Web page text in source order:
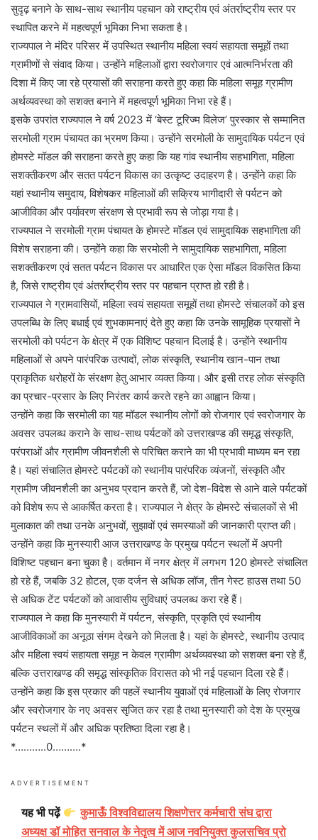
सुदृढ़ बनाने के साथ-साथ स्थानीय पहचान को राष्ट्रीय एवं अंतर्राष्ट्रीय स्तर पर
स्थापित करने में महत्वपूर्ण भूमिका निभा सकता है।
राज्यपाल ने मंदिर परिसर में उपस्थित स्थानीय महिला स्वयं सहायता समूहों तथा
ग्रामीणों से संवाद किया। उन्होंने महिलाओं द्वारा स्वरोजगार एवं आत्मनिर्भरता की
दिशा में किए जा रहे प्रयासों की सराहना करते हुए कहा कि महिला समूह ग्रामीण
अर्थव्यवस्था को सशक्त बनाने में महत्वपूर्ण भूमिका निभा रहे हैं।
इसके उपरांत राज्यपाल ने वर्ष 2023 में ‘बेस्ट टूरिज्म विलेज’ पुरस्कार से सम्मानित
सरमोली ग्राम पंचायत का भ्रमण किया। उन्होंने सरमोली के सामुदायिक पर्यटन एवं
होमस्टे मॉडल की सराहना करते हुए कहा कि यह गांव स्थानीय सहभागिता, महिला
सशक्तीकरण और सतत पर्यटन विकास का उत्कृष्ट उदाहरण है। उन्होंने कहा कि
यहां स्थानीय समुदाय, विशेषकर महिलाओं की सक्रिय भागीदारी से पर्यटन को
आजीविका और पर्यावरण संरक्षण से प्रभावी रूप से जोड़ा गया है।
राज्यपाल ने सरमोली ग्राम पंचायत के होमस्टे मॉडल एवं सामुदायिक सहभागिता की
विशेष सराहना की। उन्होंने कहा कि सरमोली ने सामुदायिक सहभागिता, महिला
सशक्तीकरण एवं सतत पर्यटन विकास पर आधारित एक ऐसा मॉडल विकसित किया
है, जिसे राष्ट्रीय एवं अंतर्राष्ट्रीय स्तर पर पहचान प्राप्त हो रही है।
राज्यपाल ने ग्रामवासियों, महिला स्वयं सहायता समूहों तथा होमस्टे संचालकों को इस
उपलब्धि के लिए बधाई एवं शुभकामनाएं देते हुए कहा कि उनके सामूहिक प्रयासों ने
सरमोली को पर्यटन के क्षेत्र में एक विशिष्ट पहचान दिलाई है। उन्होंने स्थानीय
महिलाओं से अपने पारंपरिक उत्पादों, लोक संस्कृति, स्थानीय खान-पान तथा
प्राकृतिक धरोहरों के संरक्षण हेतु आभार व्यक्त किया। और इसी तरह लोक संस्कृति
का प्रचार-प्रसार के लिए निरंतर कार्य करते रहने का आह्वान किया।
उन्होंने कहा कि सरमोली का यह मॉडल स्थानीय लोगों को रोजगार एवं स्वरोजगार के
अवसर उपलब्ध कराने के साथ-साथ पर्यटकों को उत्तराखण्ड की समृद्ध संस्कृति,
परंपराओं और ग्रामीण जीवनशैली से परिचित कराने का भी प्रभावी माध्यम बन रहा
है। यहां संचालित होमस्टे पर्यटकों को स्थानीय पारंपरिक व्यंजनों, संस्कृति और
ग्रामीण जीवनशैली का अनुभव प्रदान करते हैं, जो देश-विदेश से आने वाले पर्यटकों
को विशेष रूप से आकर्षित करता है। राज्यपाल ने क्षेत्र के होमस्टे संचालकों से भी
मुलाकात की तथा उनके अनुभवों, सुझावों एवं समस्याओं की जानकारी प्राप्त की।
उन्होंने कहा कि मुनस्यारी आज उत्तराखण्ड के प्रमुख पर्यटन स्थलों में अपनी
विशिष्ट पहचान बना चुका है। वर्तमान में नगर क्षेत्र में लगभग 120 होमस्टे संचालित
हो रहे हैं, जबकि 32 होटल, एक दर्जन से अधिक लॉज, तीन गेस्ट हाउस तथा 50
से अधिक टेंट पर्यटकों को आवासीय सुविधाएं उपलब्ध करा रहे हैं।
राज्यपाल ने कहा कि मुनस्यारी में पर्यटन, संस्कृति, प्रकृति एवं स्थानीय
आजीविकाओं का अनूठा संगम देखने को मिलता है। यहां के होमस्टे, स्थानीय उत्पाद
और महिला स्वयं सहायता समूह न केवल ग्रामीण अर्थव्यवस्था को सशक्त बना रहे हैं,
बल्कि उत्तराखण्ड की समृद्ध सांस्कृतिक विरासत को भी नई पहचान दिला रहे हैं।
उन्होंने कहा कि इस प्रकार की पहलें स्थानीय युवाओं एवं महिलाओं के लिए रोजगार
और स्वरोजगार के नए अवसर सृजित कर रहा है तथा मुनस्यारी को देश के प्रमुख
पर्यटन स्थलों में और अधिक प्रतिष्ठा दिला रहा है।
*………..0……….*
ADVERTISEMENT
यह भी पढ़ें
कुमाऊँ विश्वविद्यालय शिक्षणेत्तर कर्मचारी संघ द्वारा
अध्यक्ष डॉ मोहित सनवाल के नेतृत्व में आज नवनियुक्त कुलसचिव प्रो